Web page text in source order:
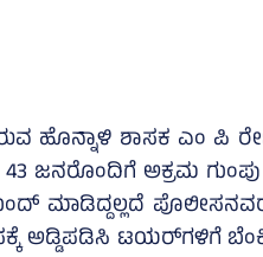
ಹೊನ್ನಾಳಿ ಶಾಸಕ ಎಂ ಪಿ
ಜನರೊಂದಿಗೆ ಅಕ್ರಮ
ಮಾಡಿದ್ದಲ್ಲದೆ
ಅಡ್ಡಿಪಡಿಸಿ ಟಯರ್‌ಗಳಿಗೆ